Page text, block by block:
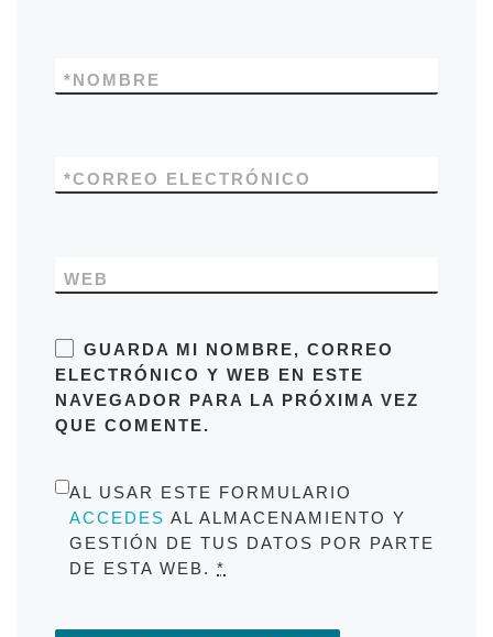
NOMBRE
*
CORREO ELECTRÓNICO
*
WEB
GUARDA MI NOMBRE, CORREO
ELECTRÓNICO Y WEB EN ESTE
NAVEGADOR PARA LA PRÓXIMA VEZ
QUE COMENTE.
AL USAR ESTE FORMULARIO
ACCEDES AL ALMACENAMIENTO Y
GESTIÓN DE TUS DATOS POR PARTE
DE ESTA WEB. *